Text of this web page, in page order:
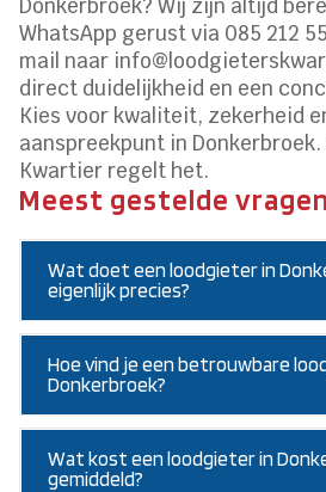
Donkerbroek? Wij zijn altijd
WhatsApp gerust via 085 212
mail naar
direct duidelijkheid en een
Kies voor kwaliteit, zekerheid
aanspreekpunt in
Kwartier regelt het.
Meest gestelde vragen
Wat doet een loodgieter in
eigenlijk precies?
Hoe vind je een betrouwbare
Donkerbroek?
Wat kost een loodgieter in
gemiddeld?